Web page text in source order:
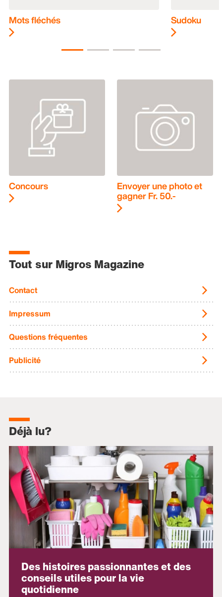
Mots fléchés Sudoku
Concours Envoyer une photo et
gagner Fr. 50.-
Tout sur Migros Magazine
Contact
Impressum
Questions fréquentes
Publicité
Déjà lu?
Des histoires passionnantes et des
conseils utiles pour la vie
quotidienne